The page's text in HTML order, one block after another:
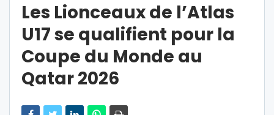
Les Lionceaux de l’Atlas
U17 se qualifient pour la
Coupe du Monde au
Qatar 2026